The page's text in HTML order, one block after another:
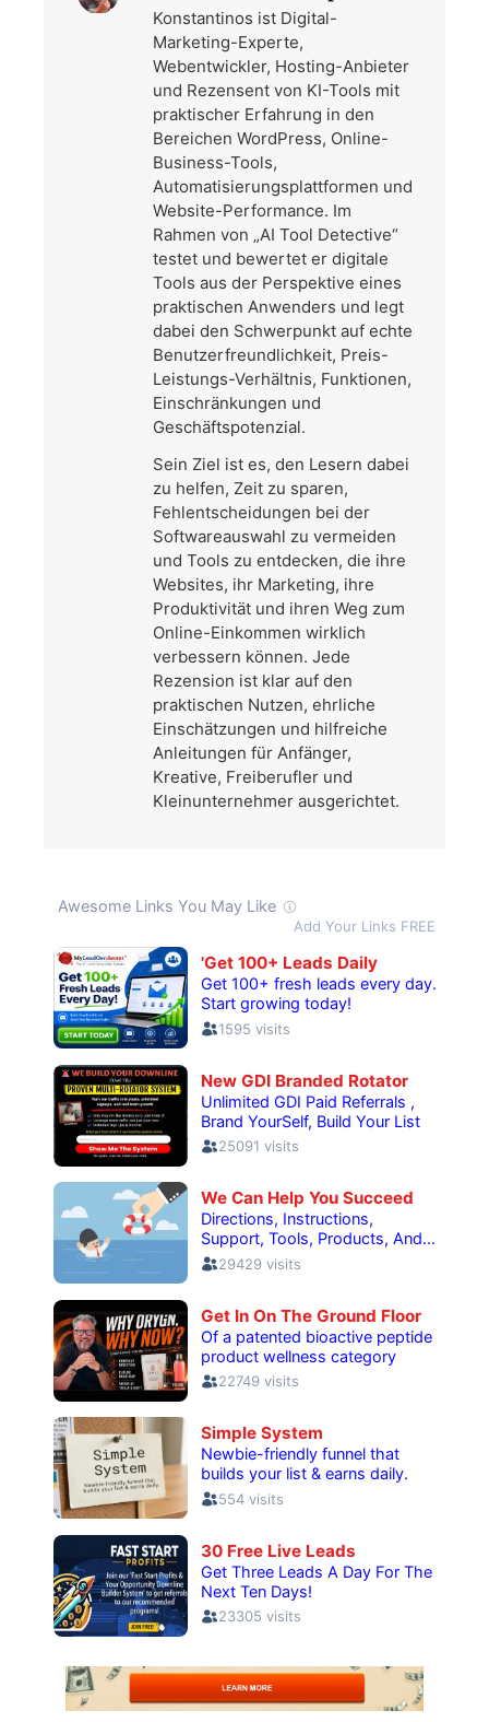
Konstantinos ist Digital-
Marketing-Experte,
Webentwickler, Hosting-Anbieter
und Rezensent von KI-Tools mit
praktischer Erfahrung in den
Bereichen WordPress, Online-
Business-Tools,
Automatisierungsplattformen und
Website-Performance. Im
Rahmen von „AI Tool Detective“
testet und bewertet er digitale
Tools aus der Perspektive eines
praktischen Anwenders und legt
dabei den Schwerpunkt auf echte
Benutzerfreundlichkeit, Preis-
Leistungs-Verhältnis, Funktionen,
Einschränkungen und
Geschäftspotenzial.
Sein Ziel ist es, den Lesern dabei
zu helfen, Zeit zu sparen,
Fehlentscheidungen bei der
Softwareauswahl zu vermeiden
und Tools zu entdecken, die ihre
Websites, ihr Marketing, ihre
Produktivität und ihren Weg zum
Online-Einkommen wirklich
verbessern können. Jede
Rezension ist klar auf den
praktischen Nutzen, ehrliche
Einschätzungen und hilfreiche
Anleitungen für Anfänger,
Kreative, Freiberufler und
Kleinunternehmer ausgerichtet.